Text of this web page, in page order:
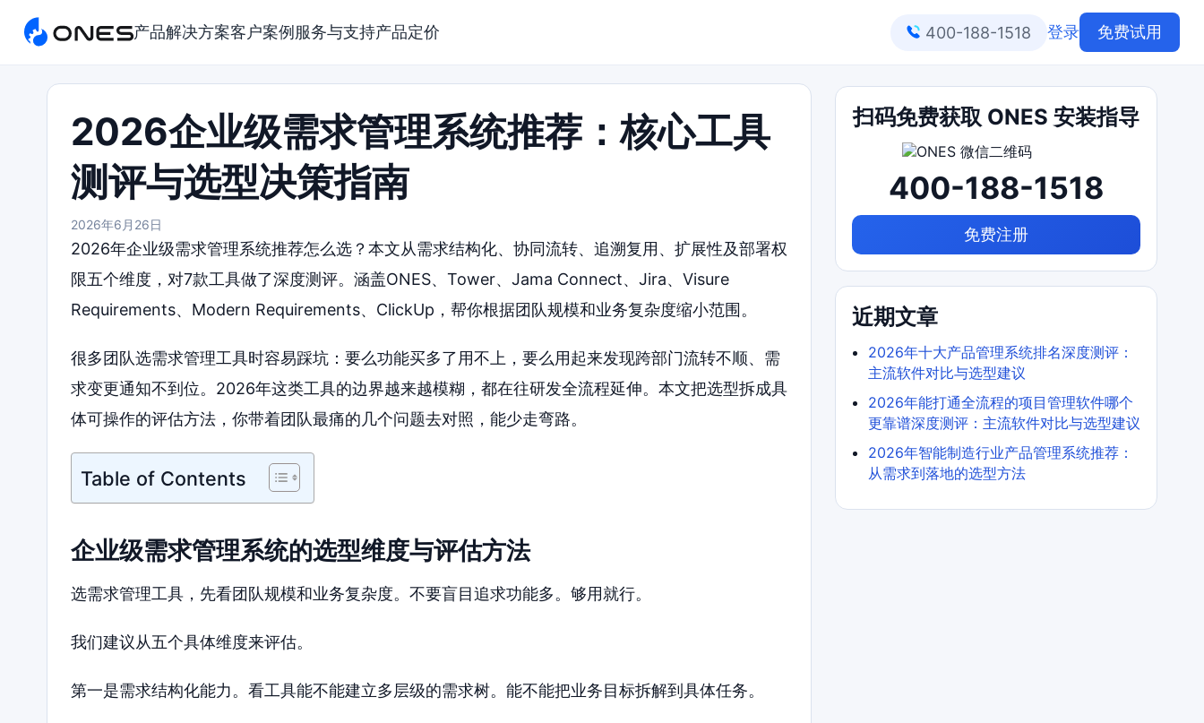
产品解决方案客户案例 服务与支持产品定价 400-188-1518 登录 免费试用
2026企业级需求管理系统推荐：核心工具
测评与选型决策指南
2026年6月26日
2026年企业级需求管理系统推荐怎么选？本文从需求结构化、协同流转、追溯复用、扩展性及部署权
限五个维度，对7款工具做了深度测评。涵盖ONES、Tower、Jama Connect、Jira、Visure
Requirements、Modern Requirements、ClickUp，帮你根据团队规模和业务复杂度缩小范围。
很多团队选需求管理工具时容易踩坑：要么功能买多了用不上，要么用起来发现跨部门流转不顺、需
求变更通知不到位。2026年这类工具的边界越来越模糊，都在往研发全流程延伸。本文把选型拆成具
体可操作的评估方法，你带着团队最痛的几个问题去对照，能少走弯路。
Table of Contents
企业级需求管理系统的选型维度与评估方法
选需求管理工具，先看团队规模和业务复杂度。不要盲目追求功能多。够用就行。
我们建议从五个具体维度来评估。
第一是需求结构化能力。看工具能不能建立多层级的需求树。能不能把业务目标拆解到具体任务。
扫码免费获取 ONES 安装指导
400-188-1518
免费注册
近期文章
2026年十大产品管理系统排名深度测评：
主流软件对比与选型建议
2026年能打通全流程的项目管理软件哪个
更靠谱深度测评：主流软件对比与选型建议
2026年智能制造行业产品管理系统推荐：
从需求到落地的选型方法